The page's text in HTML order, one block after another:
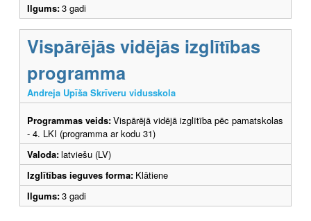
Ilgums:3 gadi
Vispārējās vidējās izglītības
programma
Andreja Upīša Skrīveru vidusskola
Programmas veids:Vispārējā vidējā izglītība pēc pamatskolas
- 4. LKI (programma ar kodu 31)
Valoda:latviešu (LV)
Izglītības ieguves forma: Klātiene
Ilgums:3 gadi